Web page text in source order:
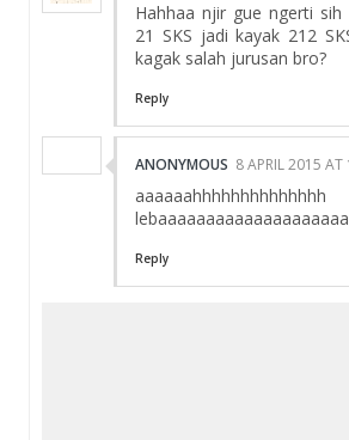
Hahhaa njir gue ngerti sih
21 SKS jadi kayak 212
kagak salah jurusan bro?
Reply
ANONYMOUS 8 APRIL 2015 AT
Reply